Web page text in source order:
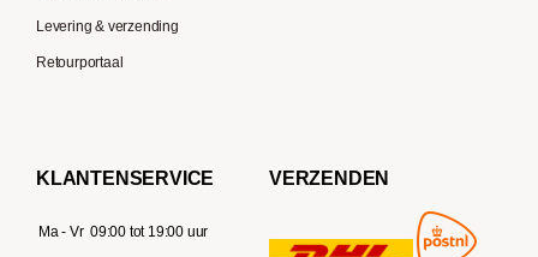
Levering & verzending
Retourportaal
KLANTENSERVICE
Ma - Vr 09:00 tot 19:00 uur
VERZENDEN